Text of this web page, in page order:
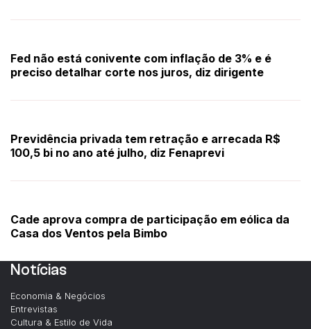
Fed não está conivente com inflação de 3% e é
preciso detalhar corte nos juros, diz dirigente
Previdência privada tem retração e arrecada R$
100,5 bi no ano até julho, diz Fenaprevi
Cade aprova compra de participação em eólica da
Casa dos Ventos pela Bimbo
Notícias
Economia & Negócios
Entrevistas
Cultura & Estilo de Vida